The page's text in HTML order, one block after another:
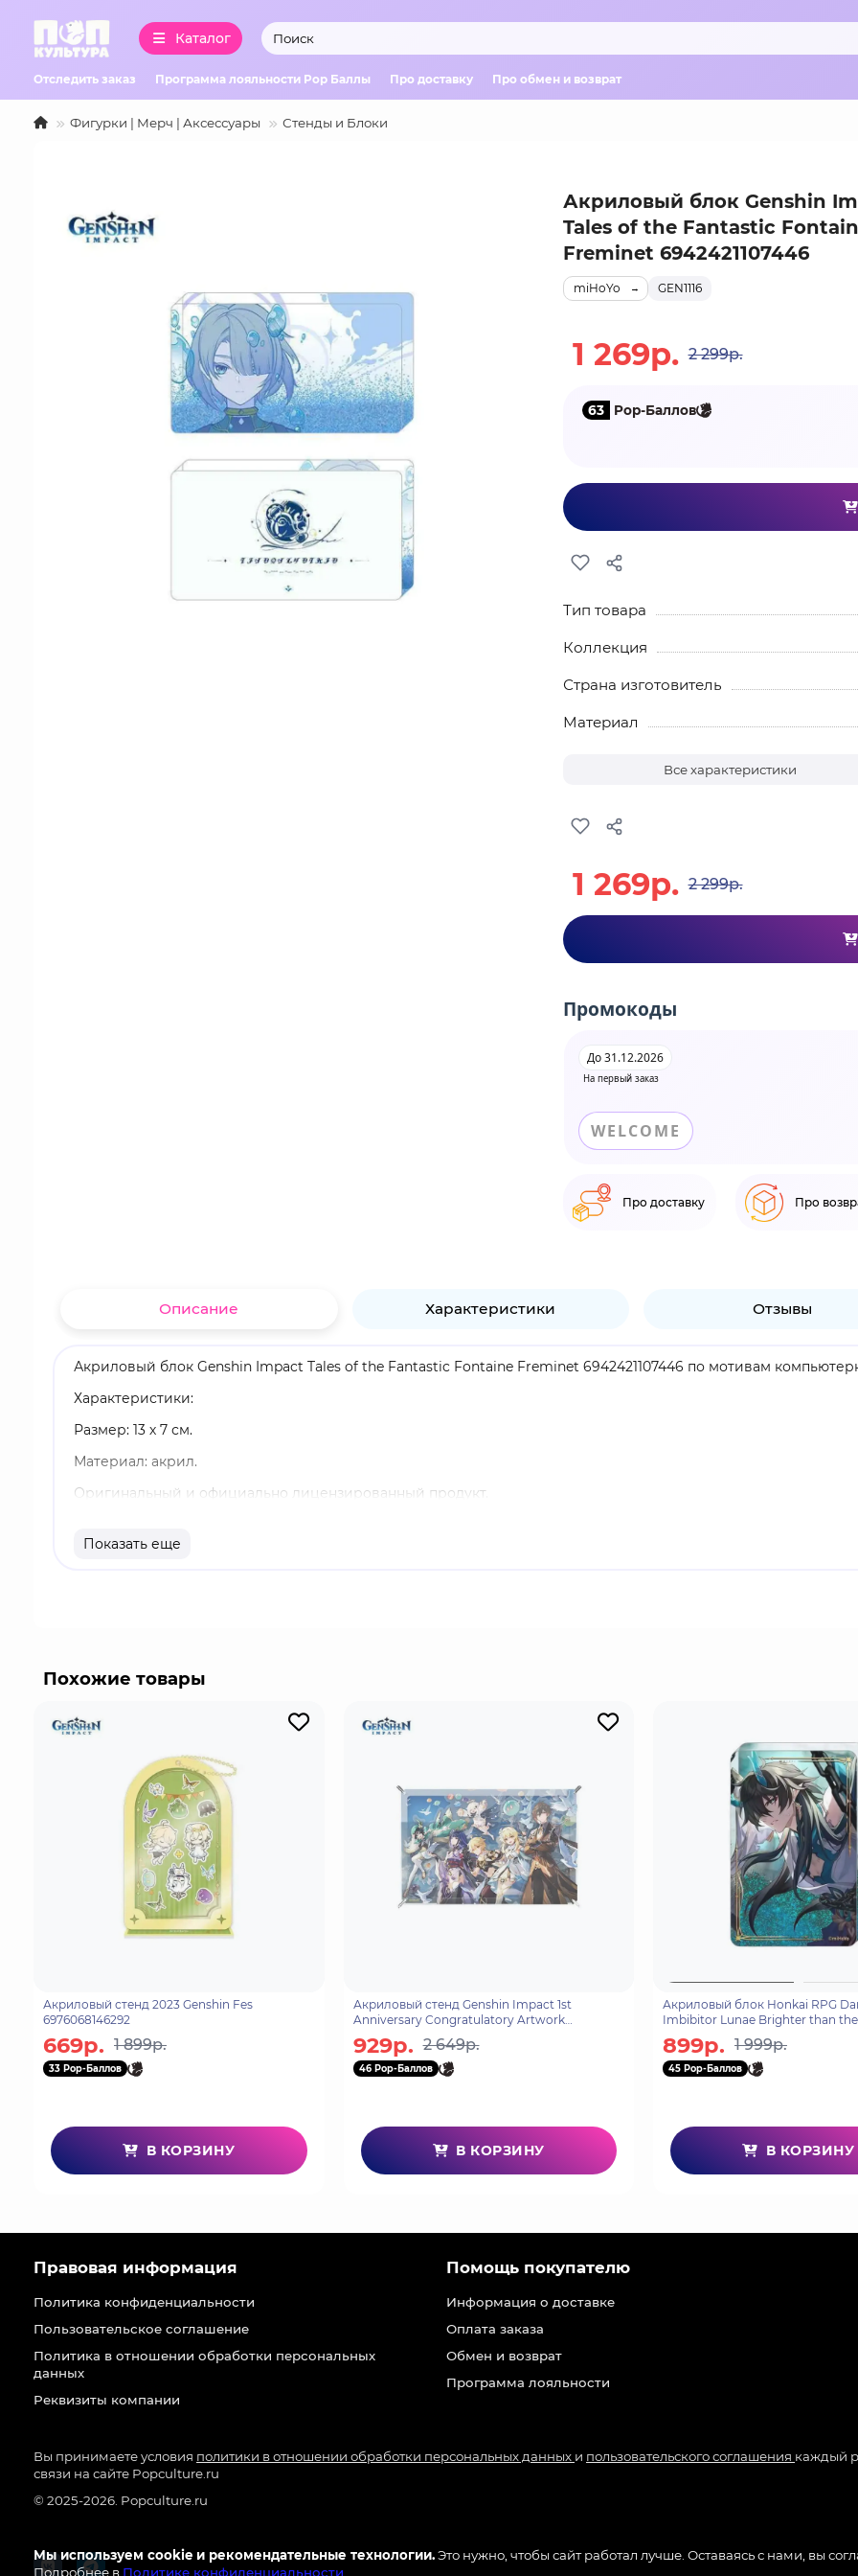
Каталог
Отследить заказ Программа лояльности Pop Баллы Про доставку Про обмен и возврат
Фигурки | Мерч | Аксессуары Стенды и Блоки
Акриловый блок Genshin
Tales of the Fantastic
Freminet 6942421107446
GEN1116
miHoYo
1 269р. 2 299р.
63 Pop-Баллов
Тип товара
Коллекция
Страна изготовитель
Материал
Все характеристики
1 269р. 2 299р.
Промокоды
На первый заказ
До 31.12.2026
WELCOME
Про доставку Про
Описание Характеристики Отзывы
Акриловый блок Genshin Impact Tales of the Fantastic Fontaine Freminet 6942421107446 по мотивам
Характеристики:
Размер: 13 х 7 см.
Материал: акрил.
Оригинальный и официально лицензированный продукт.
Фреминет - это крио-персонаж. Несмотря на свои навыки и опыт профессионального дайвера, Фреминет
Показать еще
Похожие товары
Акриловый стенд 2023 Genshin Fes
6976068146292
669р. 1 899р.
33 Pop-Баллов
В КОРЗИНУ
Акриловый стенд Genshin Impact 1st
Anniversary Congratulatory Artwork
929р. 2 649р.
46 Pop-Баллов
В КОРЗИНУ
Акриловый блок Honkai RPG
Imbibitor Lunae Brighter than the
899р. 1 999р.
45 Pop-Баллов
В КОРЗИНУ
Мы используем cookie и рекомендательные технологии.Это нужно, чтобы сайт работал лучше. Оставаясь с нами, вы
Подробнее в Политике конфиденциальности
Правовая информация
Политика конфиденциальности
Пользовательское соглашение
Политика в отношении обработки персональных
данных
Реквизиты компании
Помощь покупателю
Информация о доставке
Оплата заказа
Обмен и возврат
Программа лояльности
Вы принимаете условия политики в отношении обработки персональных данных и пользовательского соглашения каждый
связи на сайте Popculture.ru
© 2025-2026. Popculture.ru